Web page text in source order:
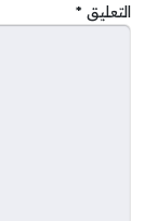
التعليق *